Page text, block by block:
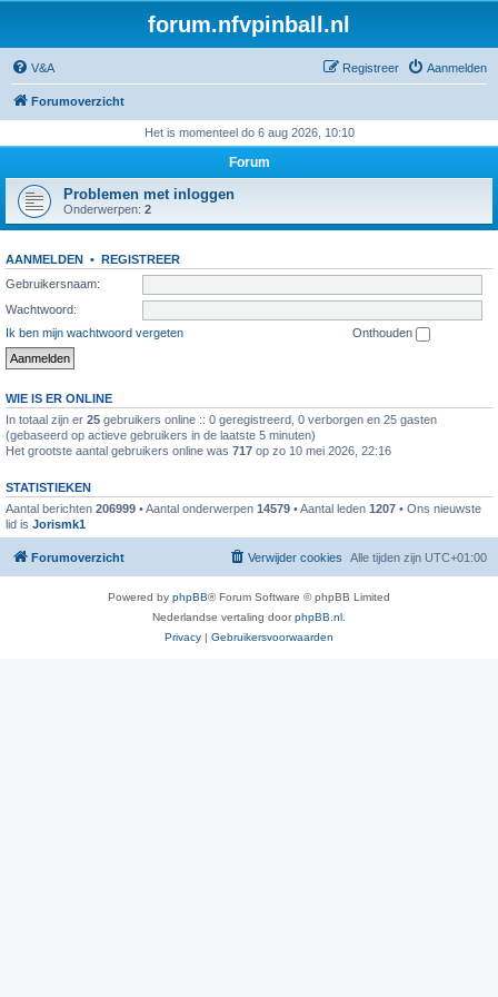
forum.nfvpinball.nl
V&A Aanmelden
Registreer
Forumoverzicht
Het is momenteel do 6 aug 2026, 10:10
Forum
Problemen met inloggen
Onderwerpen: 2
AANMELDEN • REGISTREER
Gebruikersnaam:
Wachtwoord:
Ik ben mijn wachtwoord vergeten
Onthouden
WIE IS ER ONLINE
In totaal zijn er 25 gebruikers online :: 0 geregistreerd, 0 verborgen en 25 gasten
(gebaseerd op actieve gebruikers in de laatste 5 minuten)
Het grootste aantal gebruikers online was 717 op zo 10 mei 2026, 22:16
STATISTIEKEN
Aantal berichten 206999 • Aantal onderwerpen 14579 • Aantal leden 1207 • Ons nieuwste
lid is Jorismk1
Forumoverzicht Alle tijden zijn UTC+01:00
Verwijder cookies
Powered by phpBB® Forum Software © phpBB Limited
Nederlandse vertaling doorphpBB.nl
Privacy | Gebruikersvoorwaarden